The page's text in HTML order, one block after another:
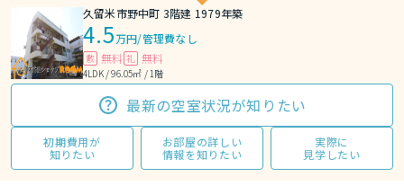
久留米市野中町 3階建 1979年築
4.5万円/管理費なし
敷 無料 礼 無料
4LDK / 96.05㎡ / 1階
最新の空室状況が知りたい
初期費用が
知りたい
お部屋の詳しい
情報を知りたい
実際に
見学したい